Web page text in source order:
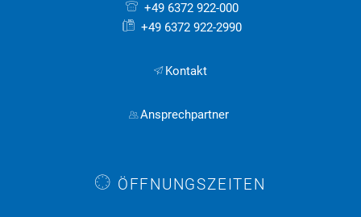
+49 6372 922-000
+49 6372 922-2990
Kontakt
Ansprechpartner
ÖFFNUNGSZEITEN